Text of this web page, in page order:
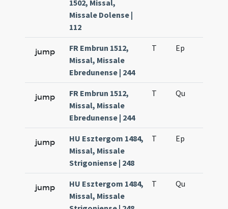
1502, Missal,
Missale Dolense |
112
jump
FR Embrun 1512,
Missal, Missale
Ebredunense | 244
T Ep
jump
FR Embrun 1512,
Missal, Missale
Ebredunense | 244
T Qu
jump
HU Esztergom 1484,
Missal, Missale
Strigoniense | 248
T Ep
jump
HU Esztergom 1484,
Missal, Missale
T Qu